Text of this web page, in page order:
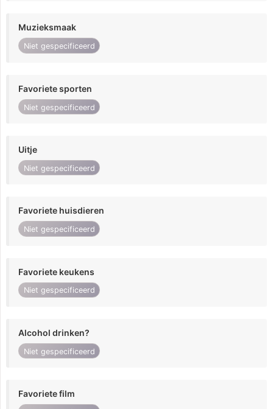
Muzieksmaak
Niet gespecificeerd
Favoriete sporten
Niet gespecificeerd
Uitje
Niet gespecificeerd
Favoriete huisdieren
Niet gespecificeerd
Favoriete keukens
Niet gespecificeerd
Alcohol drinken?
Niet gespecificeerd
Favoriete film